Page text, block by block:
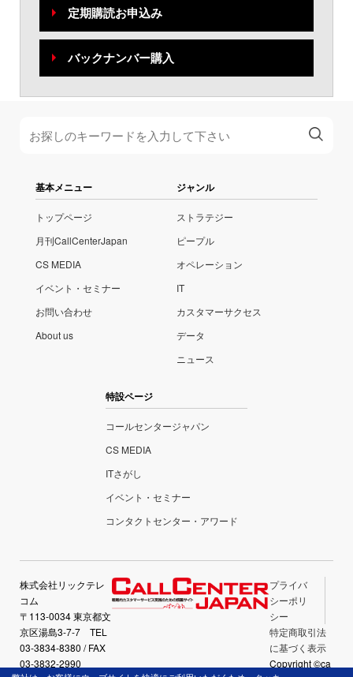
定期購読お申込み
バックナンバー購入
基本メニュー
トップページ
月刊CallCenterJapan
CS MEDIA
イベント・セミナー
お問い合わせ
About us
ジャンル
ストラテジー
ピープル
オペレーション
IT
カスタマーサクセス
データ
ニュース
特設ページ
コールセンタージャパン
CS MEDIA
ITさがし
イベント・セミナー
コンタクトセンター・アワード
株式会社リックテレ
コム
〒113-0034 東京都文
京区湯島3-7-7 TEL
03-3834-8380 / FAX
03-3832-2990
プライバ
シーポリ
シー
特定商取引法
に基づく表示
Copyright ©ca